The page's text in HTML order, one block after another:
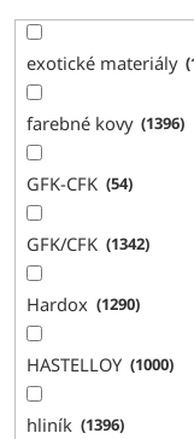
exotické materiály
farebné kovy 1396
GFK-CFK 54
GFK/CFK 1342
Hardox 1290
HASTELLOY 1000
hliník 1396